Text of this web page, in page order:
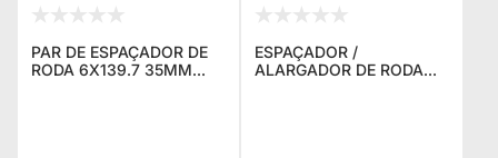
PAR DE ESPAÇADOR DE
RODA 6X139.7 35MM
ESPAÇADOR /
ALARGADOR DE RODA